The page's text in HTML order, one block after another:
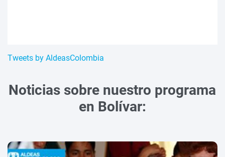
Tweets by AldeasColombia
Noticias sobre nuestro programa
en Bolívar: